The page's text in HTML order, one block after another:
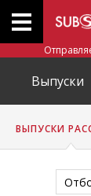
Выпуски
ВЫПУСКИ